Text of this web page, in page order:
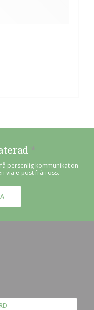
*
personlig kommunikation
via e-post från oss.